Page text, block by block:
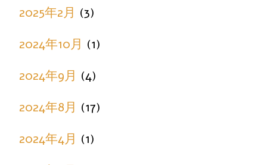
2025年2月 (3)
2024年10月 (1)
2024年9月 (4)
2024年8月 (17)
2024年4月 (1)